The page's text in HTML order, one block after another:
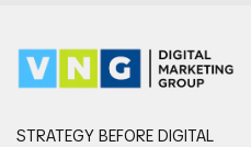
STRATEGY BEFORE DIGITAL